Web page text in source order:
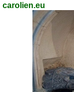
carolien.eu